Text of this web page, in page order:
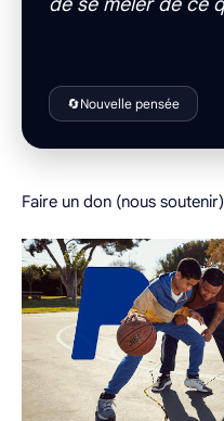
🔄Nouvelle pensée
Faire un don (nous soutenir)